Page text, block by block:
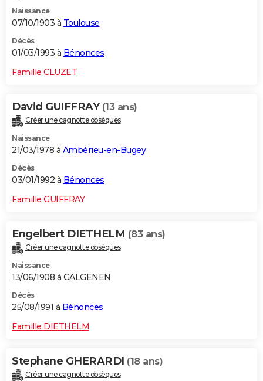
Naissance
07/10/1903 à Toulouse
Décès
01/03/1993 à Bénonces
Famille CLUZET
David GUIFFRAY (13 ans)
Créer une cagnotte obsèques
Naissance
21/03/1978 à Ambérieu-en-Bugey
Décès
03/01/1992 à Bénonces
Famille GUIFFRAY
Engelbert DIETHELM (83 ans)
Créer une cagnotte obsèques
Naissance
13/06/1908 à GALGENEN
Décès
25/08/1991 à Bénonces
Famille DIETHELM
Stephane GHERARDI (18 ans)
Créer une cagnotte obsèques